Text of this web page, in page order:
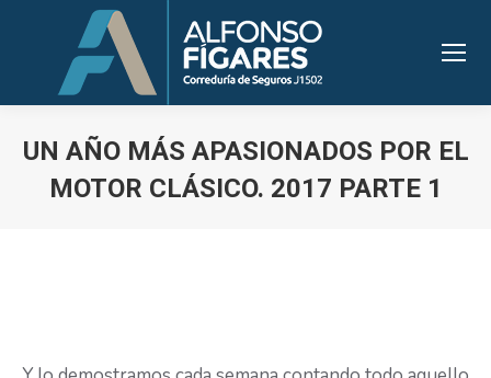
UN AÑO MÁS APASIONADOS POR EL
MOTOR CLÁSICO. 2017 PARTE 1